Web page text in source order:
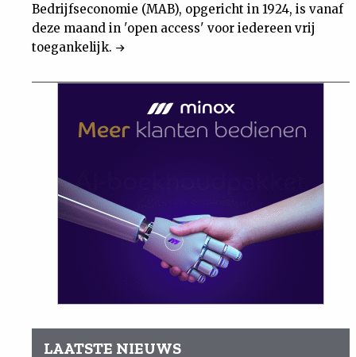
Bedrijfseconomie (MAB), opgericht in 1924, is vanaf
deze maand in 'open access' voor iedereen vrij
toegankelijk.
LAATSTE NIEUWS